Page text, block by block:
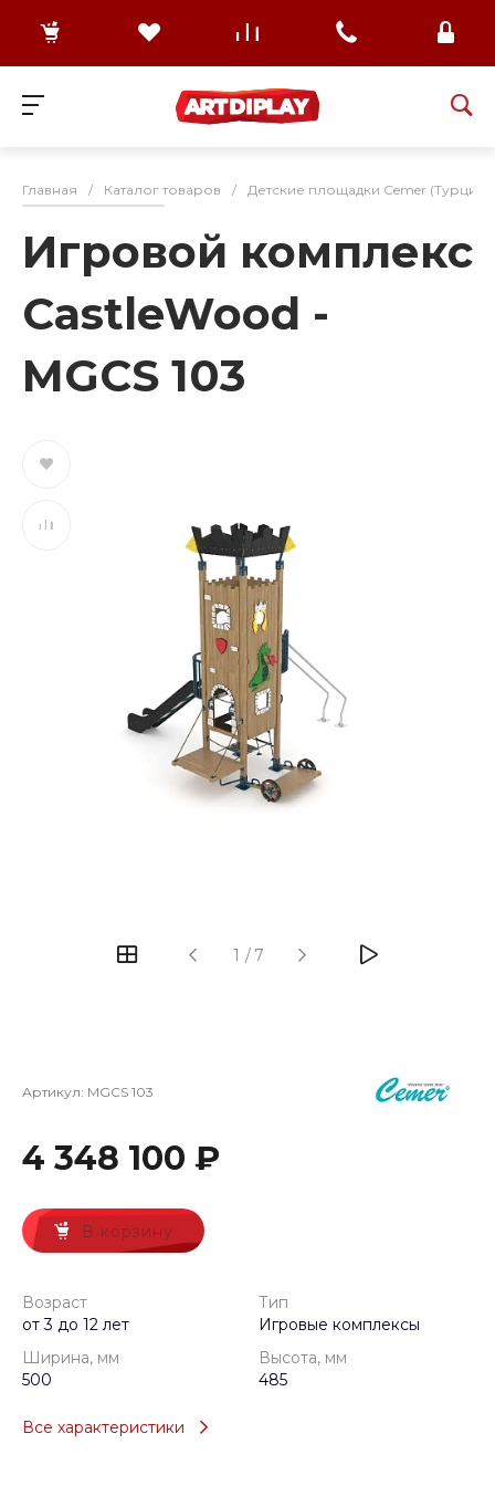
Главная / Каталог товаров / Детские площадки Cemer (Турция)
Игровой комплекс
CastleWood -
MGCS 103
1 / 7
Артикул: MGCS 103
4 348 100 ₽
В корзину
Возраст
от 3 до 12 лет
Тип
Игровые комплексы
Ширина, мм
500
Высота, мм
485
Все характеристики